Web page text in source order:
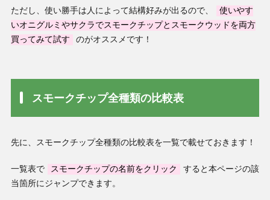
ただし、使い勝手は人によって結構好みが出るので、
使いやす
いオニグルミやサクラでスモークチップとスモークウッドを両方
買ってみて試す
のがオススメです！
スモークチップ全種類の比較表
先に、スモークチップ全種類の比較表を一覧で載せておきます！
一覧表で スモークチップの名前をクリック
すると本ページの該
当箇所にジャンプできます。